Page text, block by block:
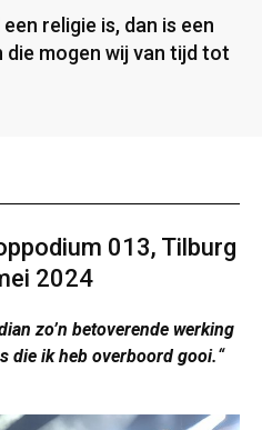
religie is, dan is een
die mogen wij van tijd tot
013, Tilburg
2024
zo’n betoverende werking
die ik heb overboord gooi.“